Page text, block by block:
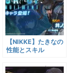
【NIKKE】たきなの
性能とスキル